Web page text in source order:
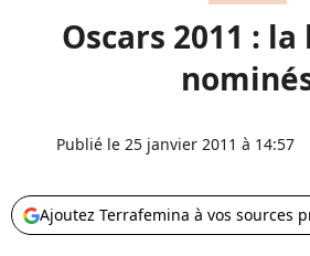
Oscars 2011 :
Publié le 25 janvier 2011 à 14:57
Ajoutez Terrafemina à vos sources